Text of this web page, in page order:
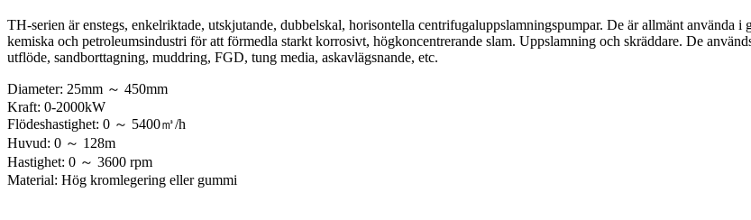
TH-serien är enstegs, enkelriktade, utskjutande, dubbelskal, horisontella centrifugaluppslamningspumpar. De är allmänt
kemiska och petroleumsindustri för att förmedla starkt korrosivt, högkoncentrerande slam. Uppslamning och skräddare. De
utflöde, sandborttagning, muddring, FGD, tung media, askavlägsnande, etc.
Diameter: 25mm ～ 450mm
Kraft: 0-2000kW
Flödeshastighet: 0 ～ 5400㎥/h
Huvud: 0 ～ 128m
Hastighet: 0 ～ 3600 rpm
Material: Hög kromlegering eller gummi